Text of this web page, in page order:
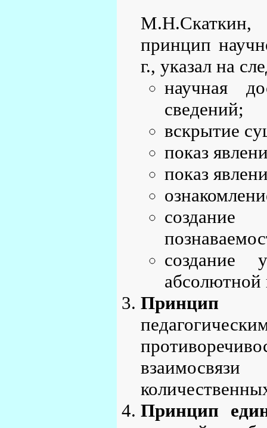
М.Н.Скаткин,
принцип
г., указал на
научная
сведений;
вскрытие
показ
показ
создание
абсолютной
Принцип
Принцип